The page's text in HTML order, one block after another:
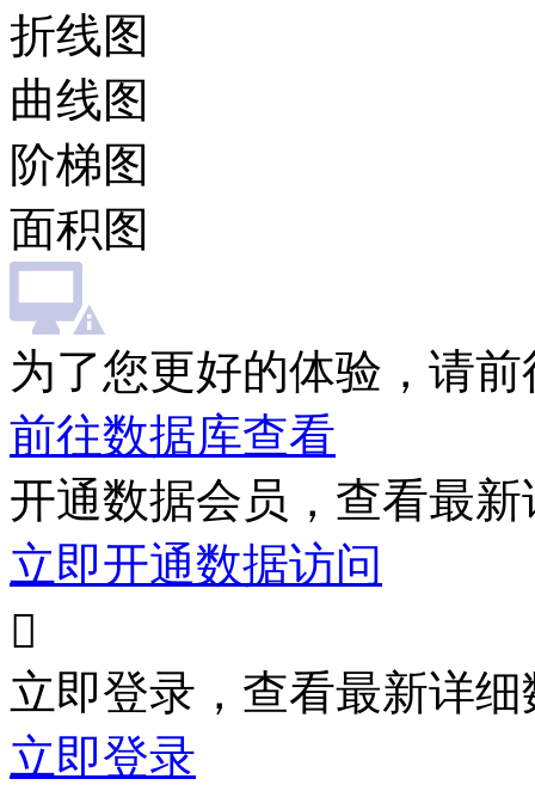
折线图
曲线图
阶梯图
面积图
为了您更好的体验，请
前往数据库查看
开通数据会员，查看最
立即开通数据访问

立即登录，查看最新详细
立即登录